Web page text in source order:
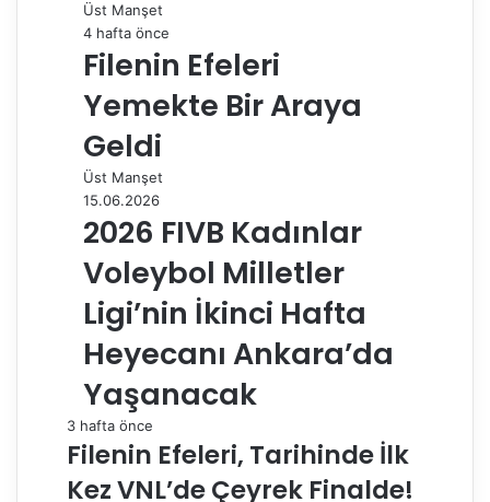
Üst Manşet
4 hafta önce
Filenin Efeleri
Yemekte Bir Araya
Geldi
Üst Manşet
15.06.2026
2026 FIVB Kadınlar
Voleybol Milletler
Ligi’nin İkinci Hafta
Heyecanı Ankara’da
Yaşanacak
3 hafta önce
Filenin Efeleri, Tarihinde İlk
Kez VNL’de Çeyrek Finalde!